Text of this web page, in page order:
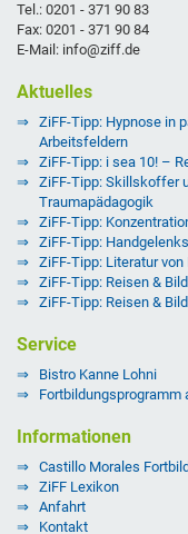
Tel.: 0201 - 371 90 83
Fax: 0201 - 371 90 84
E-Mail: info@ziff.de
Aktuelles
ZiFF-Tipp: Hypnose in
Arbeitsfeldern
ZiFF-Tipp: i sea 10! –
ZiFF-Tipp: Skillskoffer
Traumapädagogik
ZiFF-Tipp:
ZiFF-Tipp:
ZiFF-Tipp: Literatur
ZiFF-Tipp: Reisen &
ZiFF-Tipp: Reisen &
Service
Bistro Kanne Lohni
Fortbildungsprogramm
Informationen
Castillo Morales
ZiFF Lexikon
Anfahrt
Kontakt